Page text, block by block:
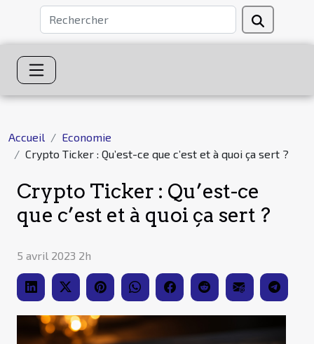
Accueil
Economie
Crypto Ticker : Qu’est-ce que c’est et à quoi ça sert ?
Crypto Ticker : Qu’est-ce
que c’est et à quoi ça sert ?
5 avril 2023 2h